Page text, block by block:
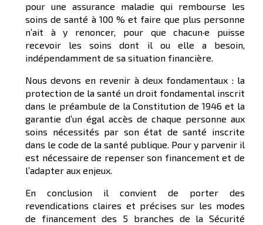
pour une assurance maladie qui rembourse les
soins de santé à 100 % et faire que plus personne
n’ait à y renoncer, pour que chacun·e puisse
recevoir les soins dont il ou elle a besoin,
indépendamment de sa situation financière.
Nous devons en revenir à deux fondamentaux : la
protection de la santé un droit fondamental inscrit
dans le préambule de la Constitution de 1946 et la
garantie d’un égal accès de chaque personne aux
soins nécessités par son état de santé inscrite
dans le code de la santé publique. Pour y parvenir il
est nécessaire de repenser son financement et de
l’adapter aux enjeux.
En conclusion il convient de porter des
revendications claires et précises sur les modes
de financement des 5 branches de la Sécurité